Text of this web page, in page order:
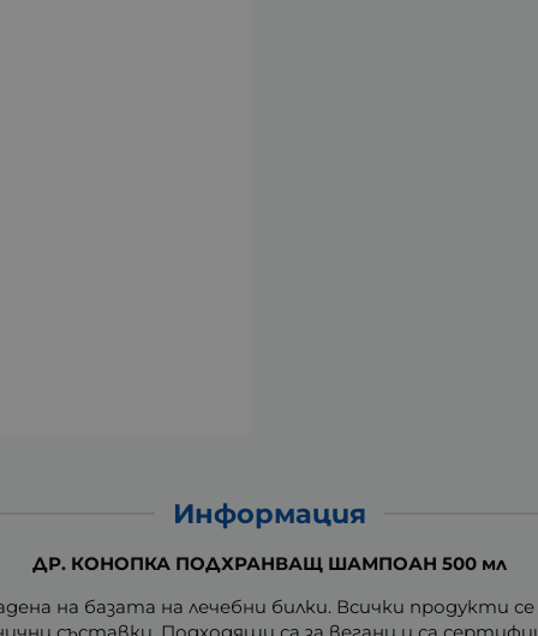
Информация
ДР. КОНОПКА ПОДХРАНВАЩ ШАМПОАН 500 мл
на базата на лечебни билки. Всички продукти